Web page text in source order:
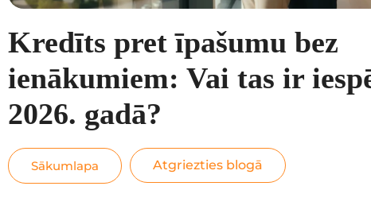
Kredīts pret īpašumu bez
ienākumiem: Vai tas ir
2026. gadā?
Sākumlapa Atgriezties blogā